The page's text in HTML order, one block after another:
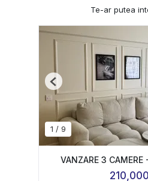
Te-ar putea
1 / 9
Previous
VANZARE 3 CAMERE